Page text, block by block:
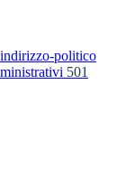
politico
501